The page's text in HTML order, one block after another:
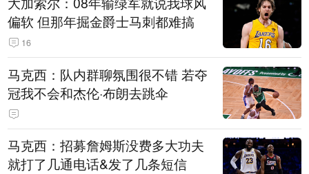
偏软 但那年掘金爵士马刺都难搞
16
马克西：队内群聊氛围很不错 若夺
冠我不会和杰伦·布朗去跳伞
马克西：招募詹姆斯没费多大功夫
就打了几通电话&发了几条短信